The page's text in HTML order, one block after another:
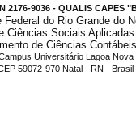
2176-9036 - QUALIS CAPES
Federal do Rio Grande do
Ciências Sociais
de Ciências
Universitário Lagoa Nova
59072-970 Natal - RN - Brasil